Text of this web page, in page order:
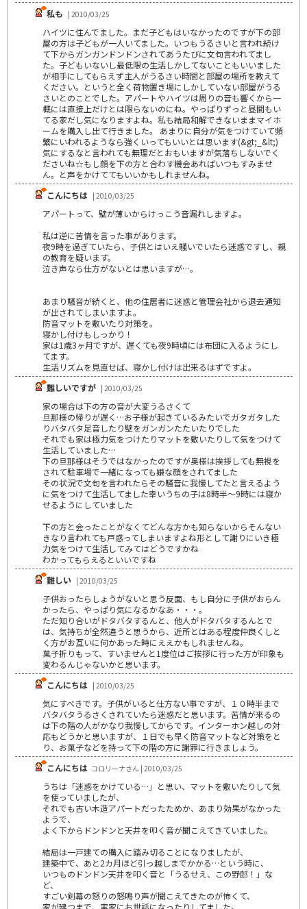
私も | 2010/03/25
ハイツに住んでました。まだ子どもはいなかったのですが下の部
屋の方は子どもが一人いてました。いつもうるさいと言われ続け
て下からガンガンドンドンされてあうたびに文句言われてまし
た。子どもいないし最低限の生活しかしてないこともいいました
が相手にしてもらえず主人がうるさい時間と部屋の場所を教えて
ください。というと全く荷物置き場にしかしていない部屋がうる
さいとのことでした。アパートやハイツは周りの音も響くから一
概には直接上だけとは限らないのにね。やっぱりずっと昼間もい
てる家だし気になりますよね。私も結局和解できないままマイホ
ームを購入し出て行きました。 あまりに自分が気をつけていて頻
繁にいわれるようなら強くいってもいいとは思います(&gt;_&lt;)
気にするなと言われても無理だとおもいますが気落ちしないでく
ださいね☆もし顔を下の方と合わす機会あればいつもすみませ
ん。と声をかけててもいいかもしれませんね。
こんにちは | 2010/03/25
アパートって、壁が薄いからけっこう音漏れしますよ。
私は逆に苦情を言った事があります。
夜9時を過ぎていたら、子供とはいえ騒いでいたら迷惑ですし、親
の教育を疑います。
泣き声なら仕方がないとは思いますが…。
あまり騒音が続くと、他の住居者に迷惑と管理会社から退去通知
が出されてしまいますよ。
防音マットを敷いたり対策を。
寝かし付けもしっかり！
家は1歳3ヶ月ですが、遅くても夜9時頃には布団に入るようにし
てます。
生活リズムを見直せば、寝かし付けは出来るはずですよ。
難しいですが | 2010/03/25
家の場合は下の方の音が大変うるさくて
旦那様の帰りが遅く…お子様が起きているみたいでガタガタした
りバタバタ足音したり壁をガンガンたたいたりでした
それでも家は極力気をつけたりマットを敷いたりして気をつけて
生活していました…
下の旦那様はそうではなかったのですが奥様は挨拶しても無視を
されて駐車場で一緒になっても嫌な顔をされてました
その状況で文句を言われたらその騒音に我慢してたと言えるよう
に気をつけて生活してました幸いうちの子は8時半～9時には寝か
せるようにしていました
下の方と会ったことがなくてどんな方かも知らないからそんない
きなり言われても戸惑ってしまいますよね形として謝りにいき極
力気をつけて生活してみてはどうですかね
わかってもらえるといいですね
難しい | 2010/03/25
子供おったらしょうがないと思う反面、もし自分に子供がおらん
かったら、やっぱり気になるかなあ・・・。
ただ知り合いがドタバタするんと、他人がドタバタするんとで
は、気持ちが全然違うと思うから、近所とはある程度仲良くしと
く方がお互いに何かあった時にええかもしれませんね。
菓子折りもって、すいませんと1度位はご挨拶に行った方が印象も
変わるんじゃないかと思います。
こんにちは | 2010/03/25
気にすべきです。子供がいると仕方ない事ですが、１０時半まで
バタバタうるさくされていたら迷惑だと思います。苦情が来るの
は下の階の人がかなり我慢してからです。インターホン越しの対
応もどうかと思いますが、１日でも早く防音マットなど対策をと
り、お菓子などを持って下の階の方に謝罪に行きましょう。
こんにちは コロリーナさん | 2010/03/25
うちは「迷惑をかけている…」と思い、マットを敷いたりして気
を使っていましたが、
それでも古い木造アパートだったためか、あまり効果がなかった
ようで、
よく下からドンドンと天井を叩く音が聞こえてきていました。
結局は一戸建ての購入に踏み切ることになりましたが、
建築中で、あと2カ月ほど引っ越しまでかかる…という時に、
いつものドンドン天井を叩く音と「うるせえ、この野郎！」な
ど、
すごい剣幕の怒りの怒鳴り声が聞こえてきたのが怖くて、
家が建つまで、実家にお世話になったりしてました。